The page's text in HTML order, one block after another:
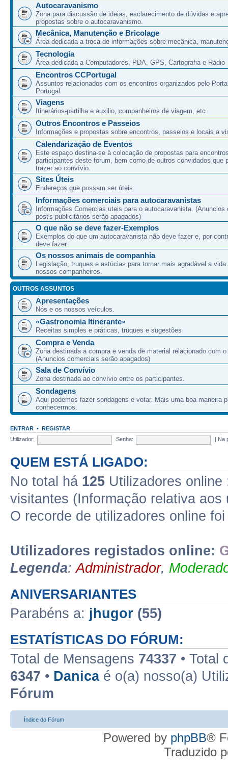
Autocaravanismo
Zona para discussão de ideias, esclarecimento de dúvidas e
propostas sobre o autocaravanismo.
Mecânica, Manutenção e Bricolage
Área dedicada a troca de informações sobre mecânica,
Tecnologia
Área dedicada a Computadores, PDA, GPS, Cartografia e Rádio
Encontros CCPortugal
Assuntos relacionados com os encontros organizados pelo
Portugal
Viagens
Itinerários-partilha e auxilio, companheiros de viagem, etc.
Outros Encontros e Passeios
Informações e propostas sobre encontros, passeios e locais a
Calendarização de Eventos
Este espaço destina-se à colocação de propostas para
participantes deste forum, bem como de outros convidados que
trazer ao convívio.
Sites Úteis
Endereços que possam ser úteis
Informações comerciais para autocaravanistas
Informações Comercias uteis para o autocaravanista. (Anuncios
post's publicitários serão apagados)
O que não se deve fazer-Exemplos
Exemplos do que um autocaravanista não deve fazer e, por
deve fazer.
Os nossos animais de companhia
Legislação, truques e astúcias para tornar mais agradável a vida
nossos companheiros.
OUTROS ASSUNTOS
Apresentações
Nós e os nossos veículos.
«Gastronomia Itinerante»
Receitas simples e práticas, truques e sugestões
Compra e Venda
Zona destinada a compra e venda de material relacionado com
(Anuncios comerciais serão apagados)
Sala de Convívio
Zona destinada ao convívio entre os participantes.
Sondagens
Aqui podemos fazer sondagens e votar. Mais uma boa maneira
conhecermos.
ENTRAR • REGISTAR
Utilizador:
Senha: Na
QUEM ESTÁ LIGADO:
No total há 125 Utilizadores
visitantes (Informação relativa
O recorde de utilizadores online
Utilizadores registados online:
Legenda:Administrador,
ANIVERSARIANTES
Parabéns a: jhugor (55)
ESTATÍSTICAS DO FÓRUM:
Total de Mensagens 74337 • Total
6347 • Danicaé o(a) nosso(a)
Fórum
Índice do Fórum
Powered by phpBB®
Traduzido